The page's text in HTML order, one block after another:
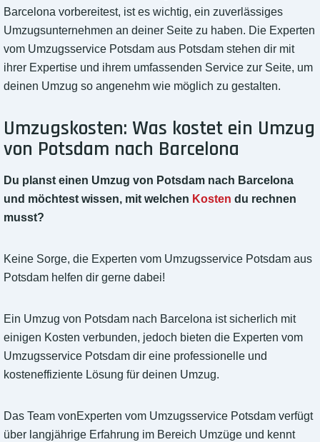
Barcelona vorbereitest, ist es wichtig, ein zuverlässiges
Umzugsunternehmen an deiner Seite zu haben. Die Experten
vom Umzugsservice Potsdam aus Potsdam stehen dir mit
ihrer Expertise und ihrem umfassenden Service zur Seite, um
deinen Umzug so angenehm wie möglich zu gestalten.
Umzugskosten: Was kostet ein Umzug
von Potsdam nach Barcelona
Du planst einen Umzug von Potsdam nach Barcelona
und möchtest wissen, mit welchen Kosten du rechnen
musst?
Keine Sorge, die Experten vom Umzugsservice Potsdam aus
Potsdam helfen dir gerne dabei!
Ein Umzug von Potsdam nach Barcelona ist sicherlich mit
einigen Kosten verbunden, jedoch bieten die Experten vom
Umzugsservice Potsdam dir eine professionelle und
kosteneffiziente Lösung für deinen Umzug.
Das Team vonExperten vom Umzugsservice Potsdam verfügt
über langjährige Erfahrung im Bereich Umzüge und kennt